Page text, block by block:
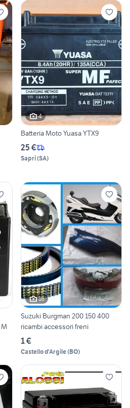
4
Batteria Moto Yuasa YTX9
25 €
Sapri(SA)
M
16
Suzuki Burgman 200 150 400
ricambi accessori freni
1 €
Castello d'Argile(BO)